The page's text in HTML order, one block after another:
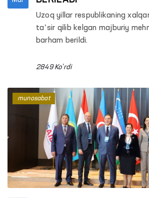
Uzoq yillar respublikaning
taʼsir qilib kelgan majburiy
barham berildi.
2849 Ko'rdi
munosabat